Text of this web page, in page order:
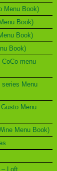
Menu Book)
Book)
Book)
Book)
menu
Menu
Menu
Menu Book)
Loft